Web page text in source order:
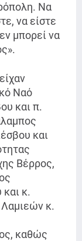
Να
να είστε
μπορεί να
Ναό
και π.
και
Βέρρος,
κ.
κ.
καθώς